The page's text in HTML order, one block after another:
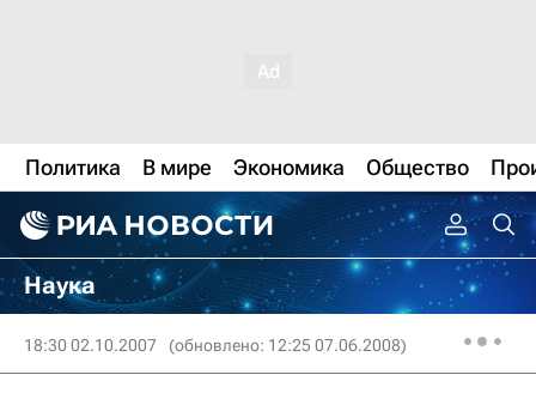
Политика В мире Экономика Общество
Наука
18:30 02.10.2007 (обновлено: 12:25 07.06.2008)